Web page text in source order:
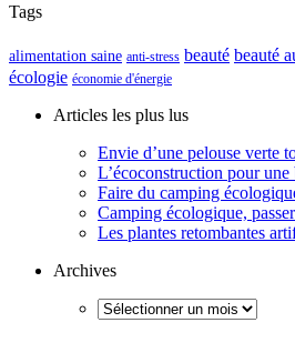
Tags
alimentation saine anti-stress beauté beauté
écologie économie d'énergie
Articles les plus lus
Envie d’une pelouse verte
L’écoconstruction pour une
Faire du camping
Camping écologique,
Les plantes retombantes
Archives